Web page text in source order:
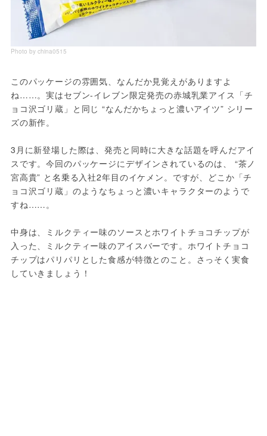
Photo by china0515
このパッケージの雰囲気、なんだか見覚えがありますよ
ね……。実はセブン-イレブン限定発売の赤城乳業アイス「チ
ョコ沢ゴリ蔵」と同じ “なんだかちょっと濃いアイツ” シリー
ズの新作。
3月に新登場した際は、発売と同時に大きな話題を呼んだアイ
スです。今回のパッケージにデザインされているのは、 “茶ノ
宮高貴” と名乗る入社2年目のイケメン。ですが、どこか「チ
ョコ沢ゴリ蔵」のようなちょっと濃いキャラクターのようで
すね……。
中身は、ミルクティー味のソースとホワイトチョコチップが
入った、ミルクティー味のアイスバーです。ホワイトチョコ
チップはパリパリとした食感が特徴とのこと。さっそく実食
していきましょう！